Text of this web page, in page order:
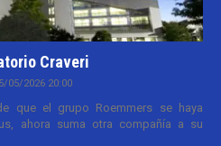
Craveri
05/2026 20:00
que el grupo Roemmers se haya
ahora suma otra compañía a su